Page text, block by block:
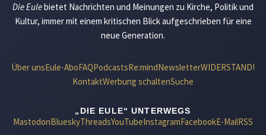
Die Eulebietet Nachrichten und Meinungen zu Kirche, Politik und
Kultur, immer mit einem kritischen Blick aufgeschrieben für eine
neue Generation.
Über unsEule-AboFAQPodcastsRe:mindNewsletterWIDERSTAND!
KontaktWerbung schaltenSuche
„DIE EULE“ UNTERWEGS
MastodonBlueskyThreadsYouTubeInstagramFacebookE-MailRSS